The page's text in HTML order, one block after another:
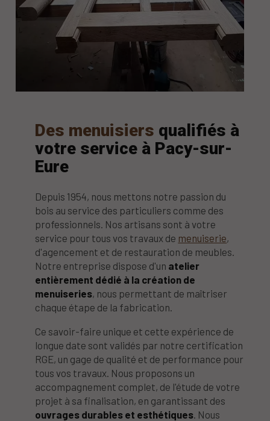
Des menuisiers qualifiés à
votre service à Pacy-sur-
Eure
Depuis 1954, nous mettons notre passion du
bois au service des particuliers comme des
professionnels. Nos artisans sont à votre
service pour tous vos travaux de menuiserie,
d'agencement et de restauration de meubles.
Notre entreprise dispose d'un atelier
entièrement dédié à la création de
menuiseries, nous permettant de maîtriser
chaque étape de la fabrication.
Ce savoir-faire unique et cette expérience de
longue date sont validés par notre certification
RGE, un gage de qualité et de performance pour
tous vos travaux. Nous proposons un
accompagnement complet, de l'étude de votre
projet à sa finalisation, en garantissant des
ouvrages durables et esthétiques . Nous